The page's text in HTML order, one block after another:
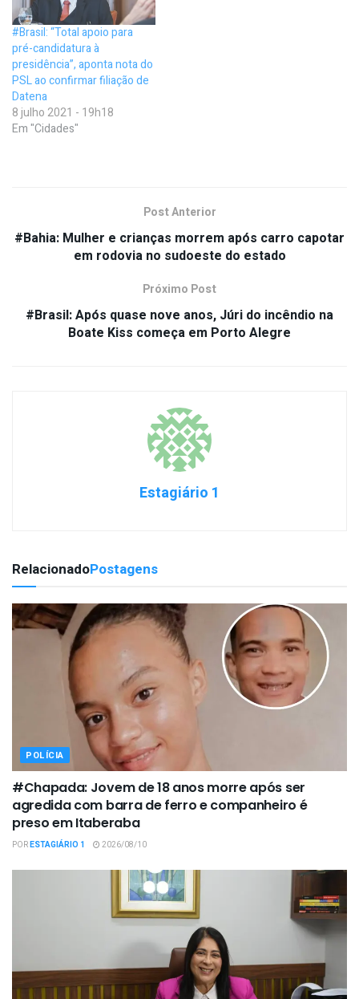
#Brasil: “Total apoio para
pré-candidatura à
presidência”, aponta nota do
PSL ao confirmar filiação de
Datena
8 julho 2021 - 19h18
Em "Cidades"
Post Anterior
#Bahia: Mulher e crianças morrem após carro capotar
em rodovia no sudoeste do estado
Próximo Post
#Brasil: Após quase nove anos, Júri do incêndio na
Boate Kiss começa em Porto Alegre
Estagiário 1
RelacionadoPostagens
POLÍCIA
#Chapada: Jovem de 18 anos morre após ser
agredida com barra de ferro e companheiro é
preso em Itaberaba
PORESTAGIÁRIO 1 2026/08/10